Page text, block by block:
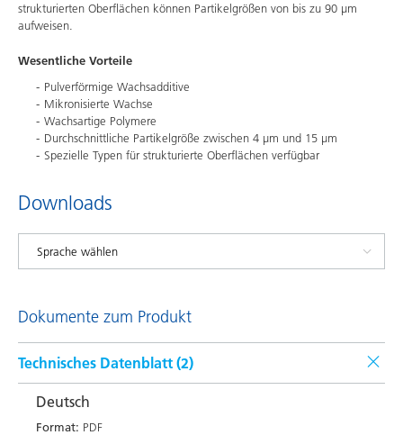
strukturierten Oberflächen können Partikelgrößen von bis zu 90 μm
aufweisen.
Wesentliche Vorteile
Pulverförmige Wachsadditive
Mikronisierte Wachse
Wachsartige Polymere
Durchschnittliche Partikelgröße zwischen 4 µm und 15 µm
Spezielle Typen für strukturierte Oberflächen verfügbar
Downloads
Dokumente zum Produkt
Technisches Datenblatt (2)
Deutsch
Format: PDF